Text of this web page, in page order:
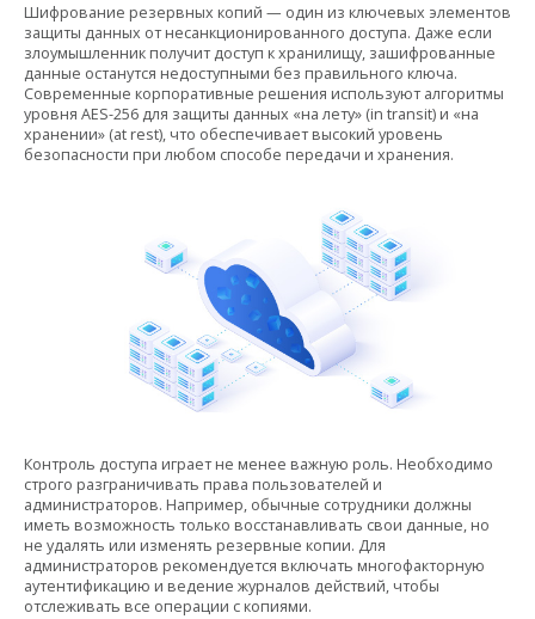
Шифрование резервных копий — один из ключевых элементов
защиты данных от несанкционированного доступа. Даже если
злоумышленник получит доступ к хранилищу, зашифрованные
данные останутся недоступными без правильного ключа.
Современные корпоративные решения используют алгоритмы
уровня AES-256 для защиты данных «на лету» (in transit) и «на
хранении» (at rest), что обеспечивает высокий уровень
безопасности при любом способе передачи и хранения.
Контроль доступа играет не менее важную роль. Необходимо
строго разграничивать права пользователей и
администраторов. Например, обычные сотрудники должны
иметь возможность только восстанавливать свои данные, но
не удалять или изменять резервные копии. Для
администраторов рекомендуется включать многофакторную
аутентификацию и ведение журналов действий, чтобы
отслеживать все операции с копиями.